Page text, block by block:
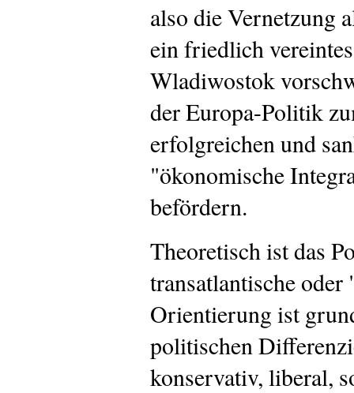
also die Vernetzung
ein friedlich
Wladiwostok
der Europa-Politik
erfolgreichen und
"ökonomische
befördern.
Theoretisch ist das
transatlantische
Orientierung ist
politischen
konservativ, liberal,